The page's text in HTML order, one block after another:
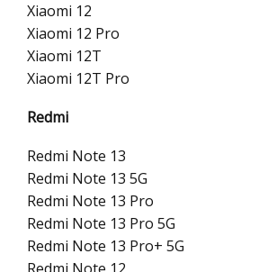
Xiaomi 12
Xiaomi 12 Pro
Xiaomi 12T
Xiaomi 12T Pro
Redmi
Redmi Note 13
Redmi Note 13 5G
Redmi Note 13 Pro
Redmi Note 13 Pro 5G
Redmi Note 13 Pro+ 5G